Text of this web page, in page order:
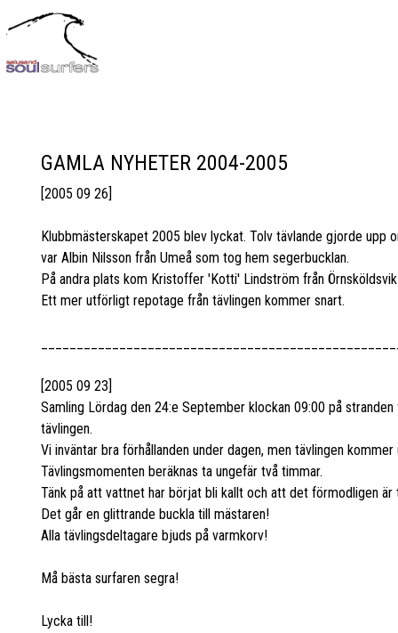
GAMLA NYHETER 2004-2005
[2005 09 26]
Klubbmästerskapet 2005 blev lyckat. Tolv tävlande gjorde upp
var Albin Nilsson från Umeå som tog hem segerbucklan.
På andra plats kom Kristoffer 'Kotti' Lindström från
Ett mer utförligt repotage från tävlingen kommer snart.
[2005 09 23]
Samling Lördag den 24:e September klockan 09:00 på
tävlingen.
Vi inväntar bra förhållanden under dagen, men tävlingen
Tävlingsmomenten beräknas ta ungefär två timmar.
Tänk på att vattnet har börjat bli kallt och att det förmodligen
Det går en glittrande buckla till mästaren!
Alla tävlingsdeltagare bjuds på varmkorv!
Må bästa surfaren segra!
Lycka till!